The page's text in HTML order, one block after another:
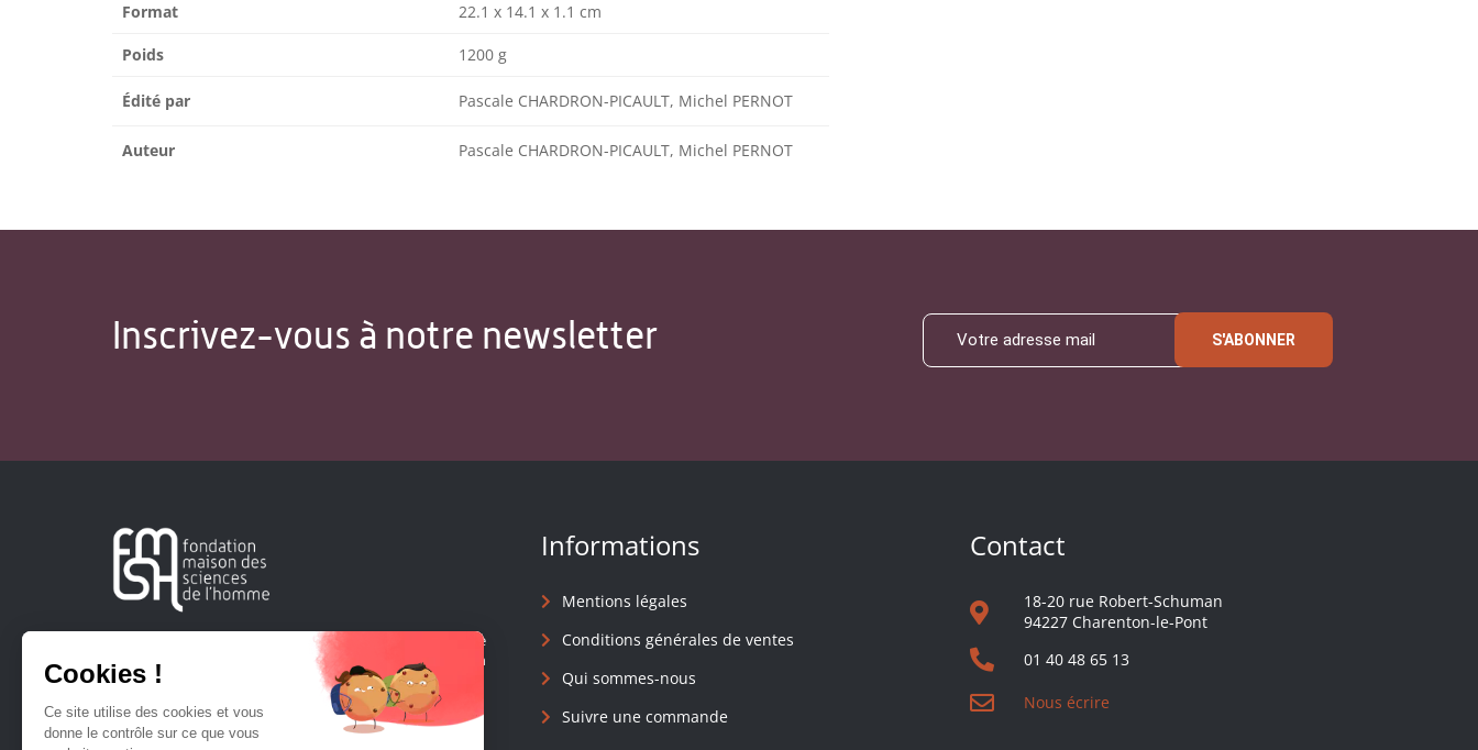
Format 22.1 x 14.1 x 1.1 cm
Poids 1200 g
Édité par Pascale CHARDRON-PICAULT, Michel PERNOT
Auteur Pascale CHARDRON-PICAULT, Michel PERNOT
Inscrivez-vous à notre newsletter S'ABONNER
Créée en 1963, la Fondation Maison Sciences de l'Homme
soutient la recherche et la diffusion des connaissances en
sciences humaines et sociales.
Informations
Mentions légales
Conditions générales de ventes
Qui sommes-nous
Suivre une commande
Contact
18-20 rue Robert-Schuman
94227 Charenton-le-Pont
01 40 48 65 13
Nous écrire